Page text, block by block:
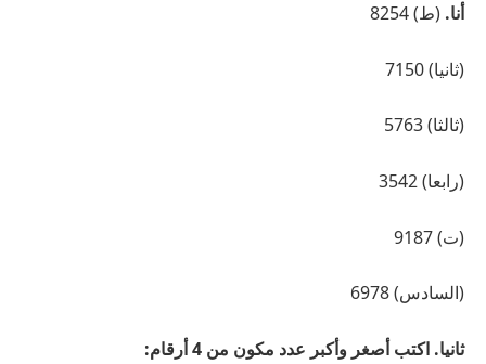
أنا. (ط) 8254
(ثانيا) 7150
(ثالثا) 5763
(رابعا) 3542
(ت) 9187
(السادس) 6978
ثانيا. اكتب أصغر وأكبر عدد مكون من 4 أرقام: